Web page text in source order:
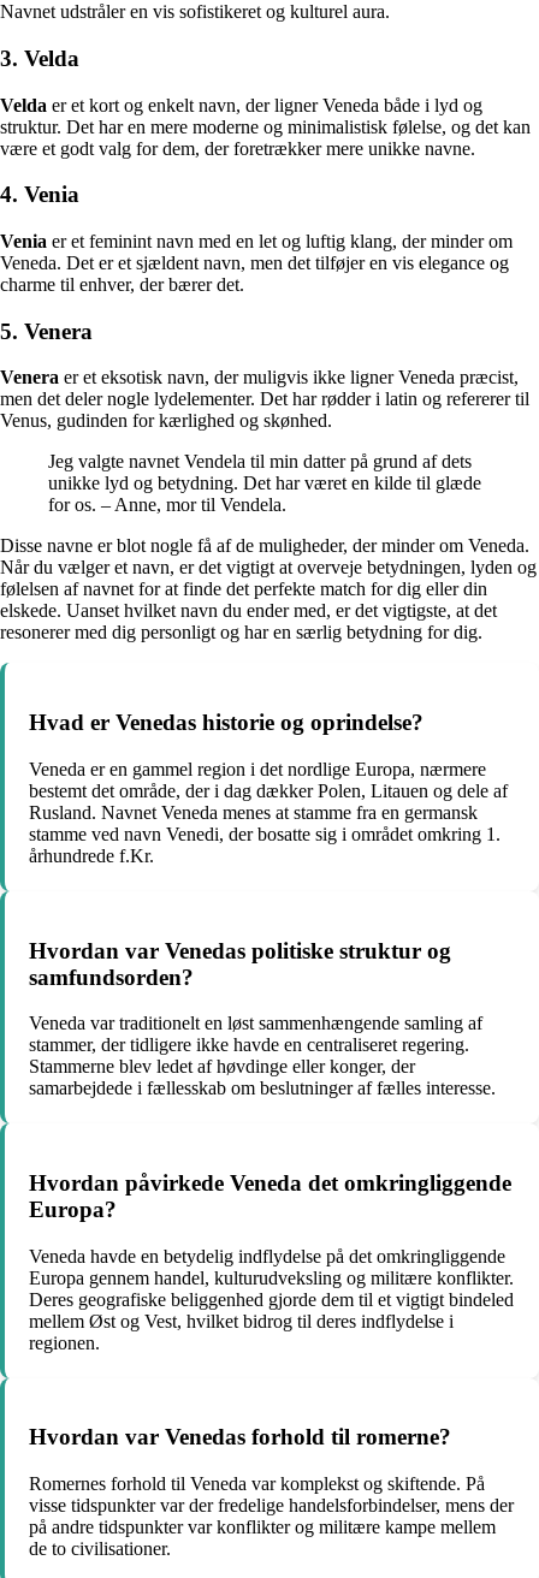
Navnet udstråler en vis sofistikeret og kulturel aura.
3. Velda
Velda er et kort og enkelt navn, der ligner Veneda både i lyd og
struktur. Det har en mere moderne og minimalistisk følelse, og det kan
være et godt valg for dem, der foretrækker mere unikke navne.
4. Venia
Venia er et feminint navn med en let og luftig klang, der minder om
Veneda. Det er et sjældent navn, men det tilføjer en vis elegance og
charme til enhver, der bærer det.
5. Venera
Venera er et eksotisk navn, der muligvis ikke ligner Veneda præcist,
men det deler nogle lydelementer. Det har rødder i latin og refererer til
Venus, gudinden for kærlighed og skønhed.
Jeg valgte navnet Vendela til min datter på grund af dets
unikke lyd og betydning. Det har været en kilde til glæde
for os. – Anne, mor til Vendela.
Disse navne er blot nogle få af de muligheder, der minder om Veneda.
Når du vælger et navn, er det vigtigt at overveje betydningen, lyden og
følelsen af navnet for at finde det perfekte match for dig eller din
elskede. Uanset hvilket navn du ender med, er det vigtigste, at det
resonerer med dig personligt og har en særlig betydning for dig.
Hvad er Venedas historie og oprindelse?
Veneda er en gammel region i det nordlige Europa, nærmere
bestemt det område, der i dag dækker Polen, Litauen og dele af
Rusland. Navnet Veneda menes at stamme fra en germansk
stamme ved navn Venedi, der bosatte sig i området omkring 1.
århundrede f.Kr.
Hvordan var Venedas politiske struktur og
samfundsorden?
Veneda var traditionelt en løst sammenhængende samling af
stammer, der tidligere ikke havde en centraliseret regering.
Stammerne blev ledet af høvdinge eller konger, der
samarbejdede i fællesskab om beslutninger af fælles interesse.
Hvordan påvirkede Veneda det omkringliggende
Europa?
Veneda havde en betydelig indflydelse på det omkringliggende
Europa gennem handel, kulturudveksling og militære konflikter.
Deres geografiske beliggenhed gjorde dem til et vigtigt bindeled
mellem Øst og Vest, hvilket bidrog til deres indflydelse i
regionen.
Hvordan var Venedas forhold til romerne?
Romernes forhold til Veneda var komplekst og skiftende. På
visse tidspunkter var der fredelige handelsforbindelser, mens der
på andre tidspunkter var konflikter og militære kampe mellem
de to civilisationer.